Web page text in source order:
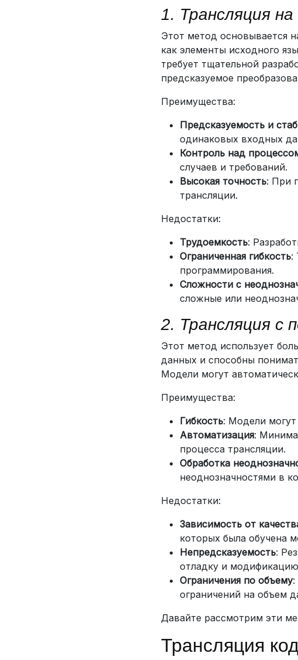
1. Трансляция
Этот метод основывается
как элементы исходного
требует тщательной
предсказуемое
Преимущества:
Предсказуемость и
одинаковых входных
Контроль над
случаев и требований.
Высокая точность: При
трансляции.
Недостатки:
Трудоемкость:
Ограниченная гибкость:
программирования.
Сложности с
сложные или
2. Трансляция с
Этот метод использует
данных и способны
Модели могут
Преимущества:
Гибкость: Модели
Автоматизация:
процесса трансляции.
Обработка
неоднозначностями в
Недостатки:
Зависимость от
которых была обучена
Непредсказуемость:
отладку и
Ограничения по объему:
ограничений на объем
Давайте рассмотрим эти
Трансляция